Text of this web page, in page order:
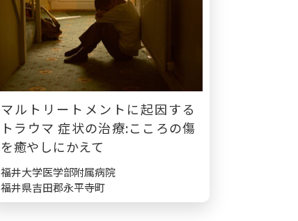
マルトリートメントに起因する
トラウマ 症状の治療:こころの傷
を癒やしにかえて
福井大学医学部附属病院
福井県吉田郡永平寺町